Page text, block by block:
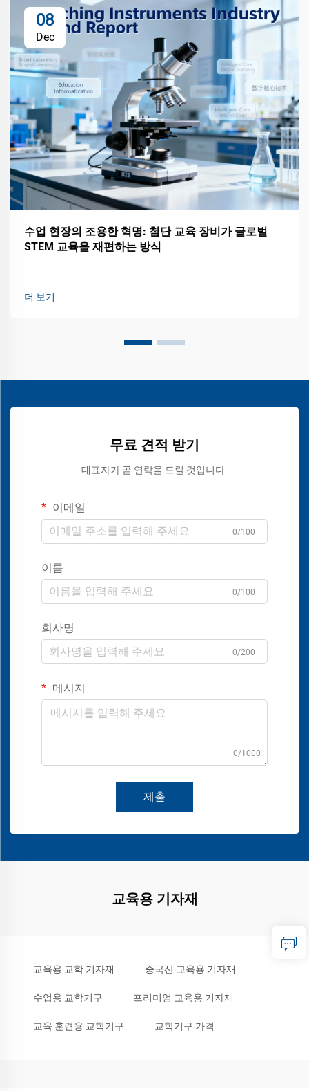
08
Dec
수업 현장의 조용한 혁명: 첨단 교육 장비가 글로벌
STEM 교육을 재편하는 방식
더 보기
무료 견적 받기
대표자가 곧 연락을 드릴 것입니다.
이메일
0/100
이름
0/100
회사명
0/200
메시지
0/1000
제출
교육용 기자재
교육용 교학 기자재 중국산 교육용 기자재
수업용 교학기구 프리미엄 교육용 기자재
교육 훈련용 교학기구 교학기구 가격